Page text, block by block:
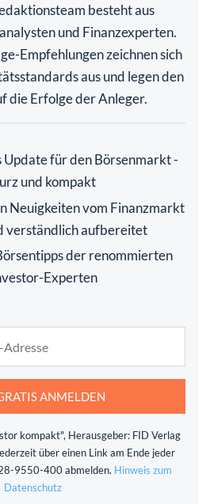
besteht aus
und Finanzexperten.
Empfehlungen zeichnen sich
aus und legen den
die Erfolge der Anleger.
Update für den Börsenmarkt -
und kompakt
Neuigkeiten vom Finanzmarkt
verständlich aufbereitet
der renommierten
Experten
ANMELDEN
kompakt", Herausgeber: FID Verlag
über einen Link am Ende jeder
9550-400 abmelden. Hinweis zum
Datenschutz